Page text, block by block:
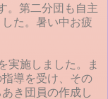
。第二分団も自主
た。暑い中お疲
実施しました。ま
導を受け、その
き団員の作成し